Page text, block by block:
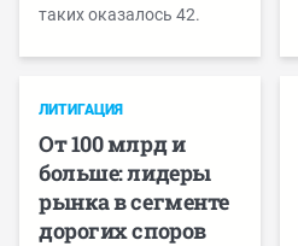
таких оказалось 42.
ЛИТИГАЦИЯ
От 100 млрд и
больше: лидеры
рынка в сегменте
дорогих споров